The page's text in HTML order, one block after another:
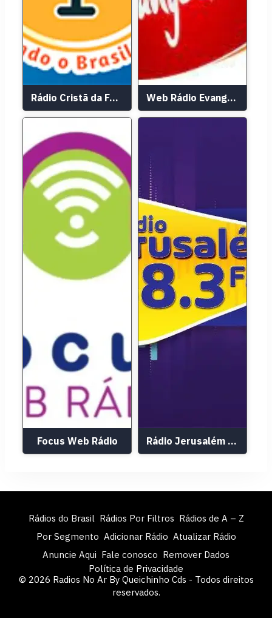
Rádio Cristã da Família Web Rádio Evangeliza Icapuí
Focus Web Rádio Rádio Jerusalém FM 88,3
Rádios do Brasil Rádios Por Filtros Rádios de A – Z
Por Segmento Adicionar Rádio Atualizar Rádio
Anuncie Aqui Fale conosco Remover Dados
Política de Privacidade
© 2026 Radios No Ar By Queichinho Cds - Todos direitos
reservados.